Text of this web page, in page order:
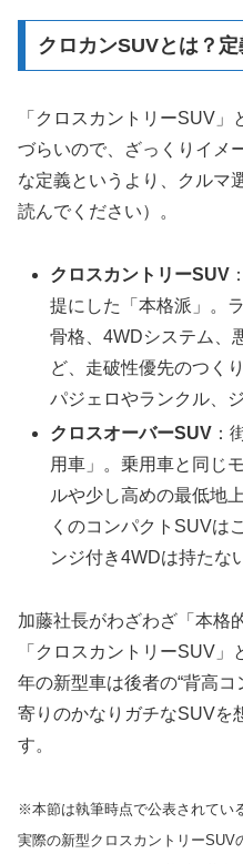
クロカンSUVとは？
「クロスカントリーSUV」
づらいので、ざっくりイメ
な定義というより、クルマ
読んでください）。
クロスカントリーSUV
提にした「本格派」。
骨格、4WDシステム、
ど、走破性優先のつく
パジェロやランクル、
クロスオーバーSUV ：
用車」。乗用車と同じ
ルや少し高めの最低地
くのコンパクトSUVは
ンジ付き4WDは持たな
加藤社長がわざわざ「本格
「クロスカントリーSUV
年の新型車は後者の“背高
寄りのかなりガチなSUVを
す。
※本節は執筆時点で公表されてい
実際の新型クロスカントリーSUV